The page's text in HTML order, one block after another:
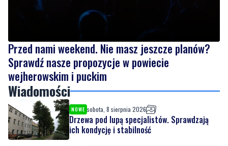
Przed nami weekend. Nie masz jeszcze planów?
Sprawdź nasze propozycje w powiecie
wejherowskim i puckim
Wiadomości
NOWE sobota, 8 sierpnia 2026
Drzewa pod lupą specjalistów. Sprawdzają
ich kondycję i stabilność